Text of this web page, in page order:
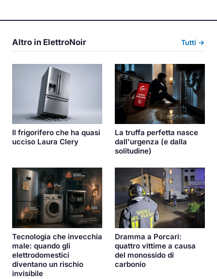
Altro in ElettroNoir Tutti →
Il frigorifero che ha quasi
ucciso Laura Clery
La truffa perfetta nasce
dall'urgenza (e dalla
solitudine)
Tecnologia che invecchia
male: quando gli
elettrodomestici
diventano un rischio
invisibile
Dramma a Porcari:
quattro vittime a causa
del monossido di
carbonio